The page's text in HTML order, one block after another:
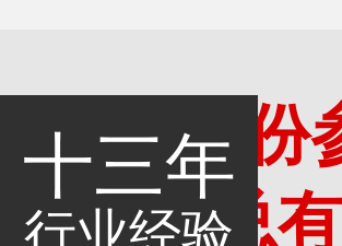
十三年
行业经验
多一份
考，总